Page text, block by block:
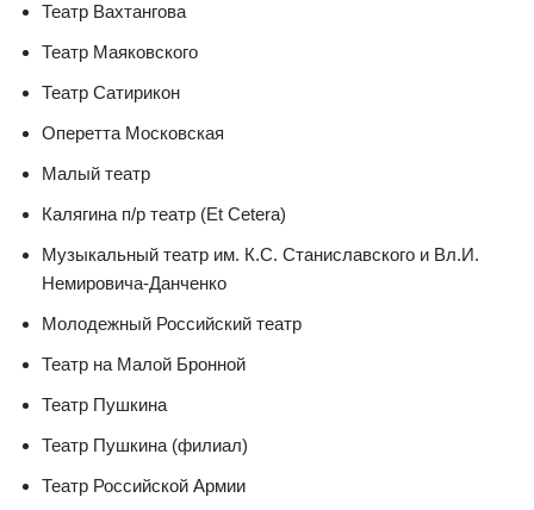
Театр Вахтангова
Театр Маяковского
Театр Сатирикон
Оперетта Московская
Малый театр
Калягина п/р театр (Et Cetera)
Музыкальный театр им. К.С. Станиславского и Вл.И.
Немировича-Данченко
Молодежный Российский театр
Театр на Малой Бронной
Театр Пушкина
Театр Пушкина (филиал)
Театр Российской Армии